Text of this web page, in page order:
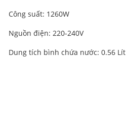
Công suất: 1260W
Nguồn điện: 220-240V
Dung tích bình chứa nước: 0.56 Lít